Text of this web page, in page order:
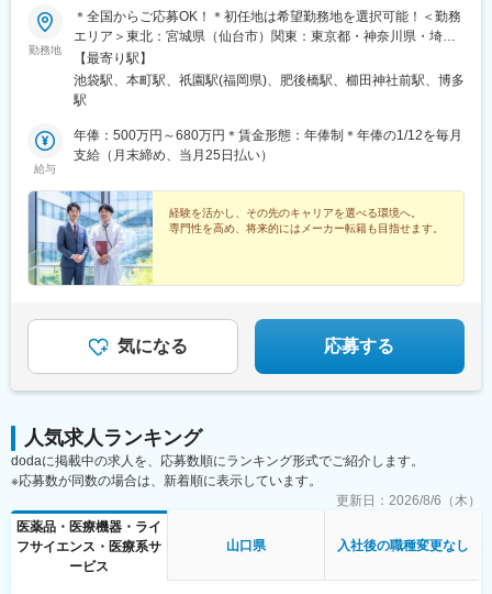
勤務地
＊全国からご応募OK！＊初任地は希望勤務地を選択可能！＜勤務
エリア＞東北：宮城県（仙台市）関東：東京都・神奈川県・埼玉
県・千葉県・栃木県・群馬県東海：愛知県・静岡県・岐阜県信
越：長野県（松本市）北陸：石川県（金沢市）関西：大阪府・兵
庫県中国：広島県四国：香川県（高松市）・愛媛県（松山市）九
県【東京本社】東京都豊島区西池袋3-27-12 池袋ウェストパーク
ビル＊各線「池袋駅」西口より徒歩5分【大阪オフィス】大阪府大
各線「本町駅」より徒歩1分【福岡オフィス】福岡県福岡市博多区
博多駅前2-19-24 大博センタービル6F＊JR・福岡市地下鉄各線
「博多駅」より徒歩5分
【最寄り駅】
池袋駅、本町駅、祇園駅(福岡県)、肥後橋駅、櫛田神社前駅、博多
駅
給与
年俸：500万円～680万円＊賃金形態：年俸制＊年俸の1/12を毎月
支給（月末締め、当月25日払い）
経験を活かし、その先のキャリアを選べる環境へ。
専門性を高め、将来的にはメーカー転籍も目指せます。
気になる 応募する
人気求人ランキング
dodaに掲載中の求人を、応募数順にランキング形式でご紹介します。
※応募数が同数の場合は、新着順に表示しています。
更新日： 2026/8/6（木）
医薬品・医療機器・ライ
フサイエンス・医療系サ
ービス
山口県 入社後の職種変更なし